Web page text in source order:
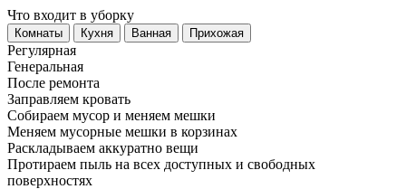
Что входит в уборку
Регу­лярная
Гене­ральная
После ремонта
Заправляем кровать
Собираем мусор и меняем мешки
Меняем мусорные мешки в корзинах
Раскладываем аккуратно вещи
Протираем пыль на всех доступных и свободных
поверхностях